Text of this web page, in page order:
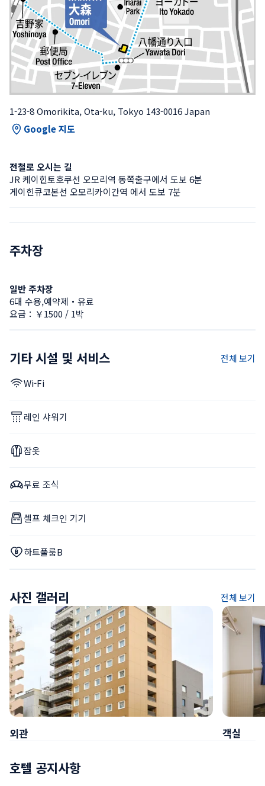
1-23-8 Omorikita, Ota-ku, Tokyo 143-0016 Japan
Google 지도
전철로 오시는 길
JR 케이힌토호쿠선 오모리역 동쪽출구에서 도보 6분
게이힌큐코본선 오모리카이간역 에서 도보 7분
주차장
일반 주차장
6대 수용,예약제・유료
요금：￥1500 / 1박
기타 시설 및 서비스 전체 보기
Wi-Fi
레인 샤워기
잠옷
무료 조식
셀프 체크인 기기
하트풀룸B
사진 갤러리 전체 보기
외관 객실
호텔 공지사항